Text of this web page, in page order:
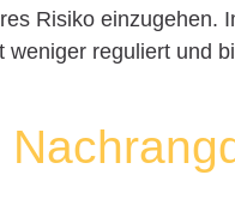
Risiko einzugehen.
weniger reguliert und